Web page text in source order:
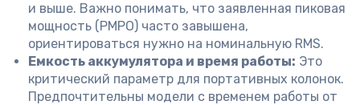
и выше. Важно понимать, что заявленная пиковая
мощность (PMPO) часто завышена,
ориентироваться нужно на номинальную RMS.
Емкость аккумулятора и время работы: Это
критический параметр для портативных колонок.
Предпочтительны модели с временем работы от